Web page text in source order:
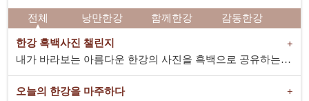
전체 낭만한강 함께한강 감동한강
한강 흑백사진 챌린지
내가 바라보는 아름다운 한강의 사진을 흑백으로 공유하는 SNS 챌린지
오늘의 한강을 마주하다